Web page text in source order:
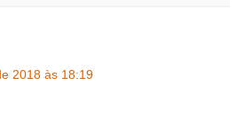
2018 às 18:19